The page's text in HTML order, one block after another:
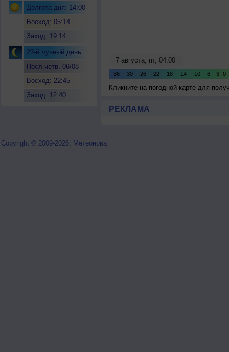
Долгота дня: 14:00
Восход: 05:14
Заход: 19:14
23-й лунный день
Посл.четв. 06/08
Восход: 22:45
Заход: 12:40
Кликните на погодной карте для
РЕКЛАМА
Copyright © 2009-2026, Метеонова